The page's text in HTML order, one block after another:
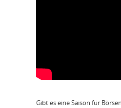
Gibt es eine Saison für